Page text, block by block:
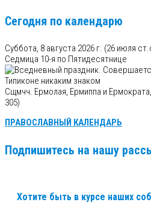
Сегодня по календарю
Суббота, 8 августа 2026 г. (26 июля
Седмица 10-я по Пятидесятнице
Сщмчч. Ермолая, Ермиппа и
305)
ПРАВОСЛАВНЫЙ КАЛЕНДАРЬ
Подпишитесь на нашу
Хотите быть в курсе наших